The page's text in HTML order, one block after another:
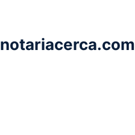
notariacerca.com